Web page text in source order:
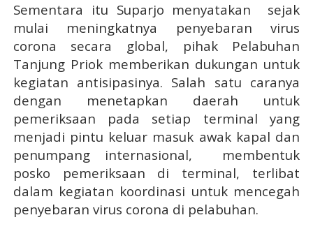
Sementara itu Suparjo menyatakan
sejak
mulai meningkatnya penyebaran virus
corona secara global, pihak Pelabuhan
Tanjung Priok memberikan dukungan untuk
kegiatan antisipasinya. Salah satu caranya
dengan menetapkan daerah untuk
pemeriksaan pada setiap terminal yang
menjadi pintu keluar masuk awak kapal dan
penumpang internasional,
membentuk
posko pemeriksaan di terminal, terlibat
dalam kegiatan koordinasi untuk mencegah
penyebaran virus corona di pelabuhan.